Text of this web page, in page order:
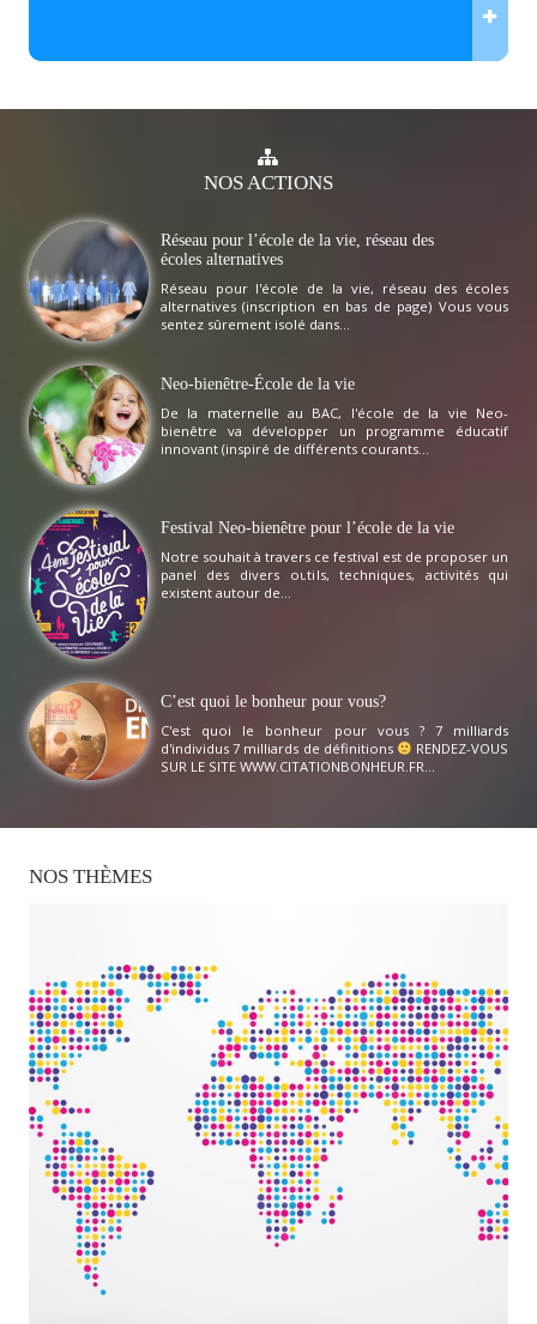
NOSACTIONS
Réseau pour l’école de la vie, réseau des
écoles alternatives
Réseau pour l'école de la vie, réseau des écoles
alternatives (inscription en bas de page) Vous vous
sentez sûrement isolé dans...
Neo-bienêtre-École de la vie
De la maternelle au BAC, l'école de la vie Neo-
bienêtre va développer un programme éducatif
innovant (inspiré de différents courants...
Festival Neo-bienêtre pour l’école de la vie
Notre souhait à travers ce festival est de proposer un
panel des divers outils, techniques, activités qui
existent autour de...
C’est quoi le bonheur pour vous?
C'est quoi le bonheur pour vous ? 7 milliards
d'individus 7 milliards de définitions
RENDEZ-VOUS
SUR LE SITE WWW.CITATIONBONHEUR.FR...
NOS THÈMES